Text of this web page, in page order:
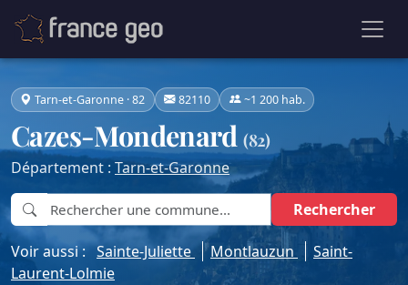
Tarn-et-Garonne · 82 82110 ~1 200 hab.
Cazes-Mondenard(82)
Département : Tarn-et-Garonne
Rechercher
Voir aussi : Sainte-Juliette Montlauzun
Saint-
Laurent-Lolmie